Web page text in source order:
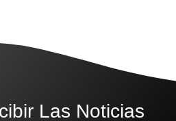
Las Noticias